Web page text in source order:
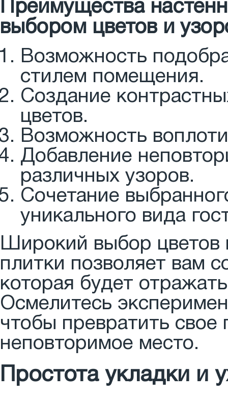
Преимущества
выбором цветов и
Возможность
стилем помещения.
Создание
цветов.
Возможность
Добавление
различных узоров.
Сочетание
уникального вида
Широкий выбор цветов
плитки позволяет вам
которая будет
Осмелитесь
чтобы превратить свое
неповторимое место.
Простота укладки и